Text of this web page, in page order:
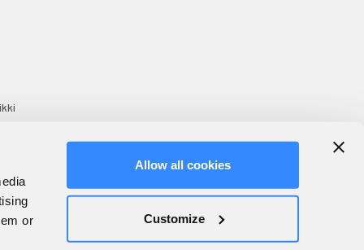
or
Allow all cookies
Customize